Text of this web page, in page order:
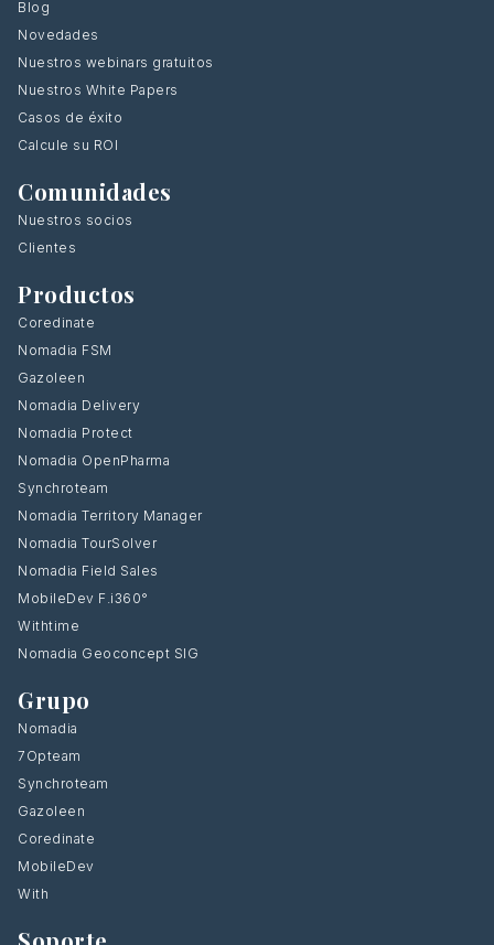
Blog
Novedades
Nuestros webinars gratuitos
Nuestros White Papers
Casos de éxito
Calcule su ROI
Comunidades
Nuestros socios
Clientes
Productos
Coredinate
Nomadia FSM
Gazoleen
Nomadia Delivery
Nomadia Protect
Nomadia OpenPharma
Synchroteam
Nomadia Territory Manager
Nomadia TourSolver
Nomadia Field Sales
MobileDev F.i360°
Withtime
Nomadia Geoconcept SIG
Grupo
Nomadia
7Opteam
Synchroteam
Gazoleen
Coredinate
MobileDev
With